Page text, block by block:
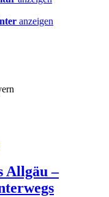
anzeigen
Allgäu –